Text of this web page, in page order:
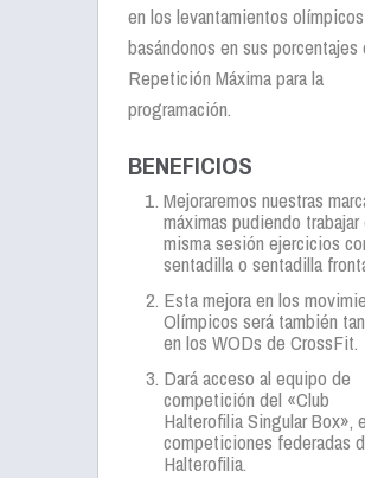
en los levantamientos
basándonos en sus porcentajes
Repetición Máxima para la
programación.
BENEFICIOS
Mejoraremos nuestras
máximas pudiendo trabajar
misma sesión ejercicios
sentadilla o sentadilla
Esta mejora en los
Olímpicos será también
en los WODs de CrossFit.
Dará acceso al equipo de
competición del «Club
Halterofilia Singular Box»,
competiciones federadas
Halterofilia.